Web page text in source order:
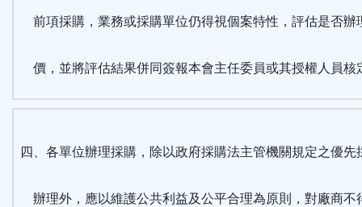
前項採購，業務或採購單位仍得視個案特性，評估是否辦
價，並將評估結果併同簽報本會主任委員或其授權人員核
四、各單位辦理採購，除以政府採購法主管機關規定之優先
辦理外，應以維護公共利益及公平合理為原則，對廠商不